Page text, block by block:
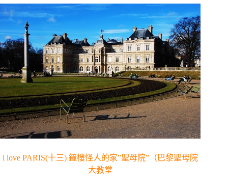
i love PARIS(十三) 鐘樓怪人的家”聖母院”（巴黎聖母院
大教堂